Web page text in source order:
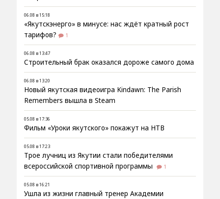
06.08 в 15:18
«Якутскэнерго» в минусе: нас ждёт кратный рост
тарифов?
1
06.08 в 13:47
Строительный брак оказался дороже самого дома
06.08 в 13:20
Новый якутская видеоигра Kindawn: The Parish
Remembers вышла в Steam
05.08 в 17:36
Фильм «Уроки якутского» покажут на НТВ
05.08 в 17:23
Трое лучниц из Якутии стали победителями
всероссийской спортивной программы
1
05.08 в 16:21
Ушла из жизни главный тренер Академии